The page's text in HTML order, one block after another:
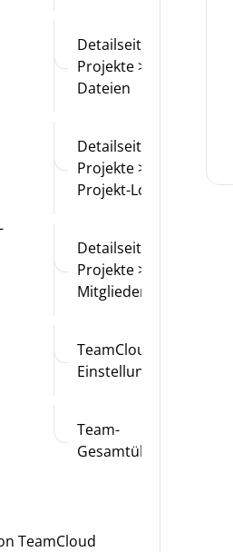
Detailseite:
Projekte >
Dateien
Detailseite:
Projekte >
Projekt-Logbuch
Detailseite:
Projekte > Team-
Mitglieder
TeamCloud
Einstellungen
Team-
Gesamtüberblick
TeamCloud